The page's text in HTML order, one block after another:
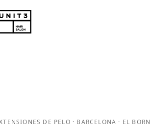
DE PELO · BARCELONA · EL BORN